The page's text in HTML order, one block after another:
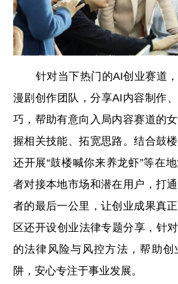
针对当下热门的AI创业赛道
漫剧创作团队，分享AI内容制作
巧，帮助有意向入局内容赛道的
握相关技能、拓宽思路。结合鼓
还开展“鼓楼喊你来养龙虾”等在
者对接本地市场和潜在用户，打
者的最后一公里，让创业成果真
区还开设创业法律专题分享，针
的法律风险与风控方法，帮助创
阱，安心专注于事业发展。